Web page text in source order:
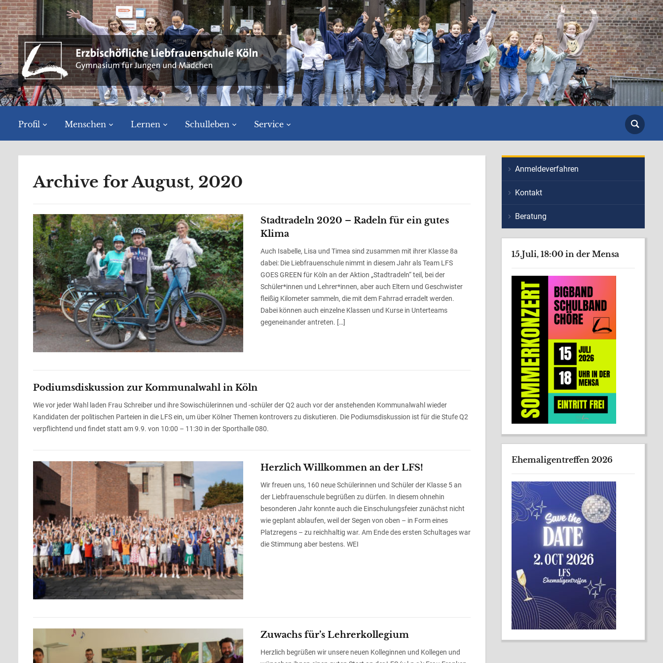
Profil Menschen Lernen Schulleben Service
Archive for August, 2020
Stadtradeln 2020 – Radeln für ein gutes
Klima
Auch Isabelle, Lisa und Timea sind zusammen mit ihrer Klasse 8a
dabei: Die Liebfrauenschule nimmt in diesem Jahr als Team LFS
GOES GREEN für Köln an der Aktion „Stadtradeln“ teil, bei der
Schüler*innen und Lehrer*innen, aber auch Eltern und Geschwister
fleißig Kilometer sammeln, die mit dem Fahrrad erradelt werden.
Dabei können auch einzelne Klassen und Kurse in Unterteams
gegeneinander antreten. […]
Podiumsdiskussion zur Kommunalwahl in Köln
Wie vor jeder Wahl laden Frau Schreiber und ihre Sowischülerinnen und -schüler der Q2 auch vor der anstehenden Kommunalwahl wieder
Kandidaten der politischen Parteien in die LFS ein, um über Kölner Themen kontrovers zu diskutieren. Die Podiumsdiskussion ist für die Stufe Q2
verpflichtend und findet statt am 9.9. von 10:00 – 11:30 in der Sporthalle 080.
Herzlich Willkommen an der LFS!
Wir freuen uns, 160 neue Schülerinnen und Schüler der Klasse 5 an
der Liebfrauenschule begrüßen zu dürfen. In diesem ohnehin
besonderen Jahr konnte auch die Einschulungsfeier zunächst nicht
wie geplant ablaufen, weil der Segen von oben – in Form eines
Platzregens – zu reichhaltig war. Am Ende des ersten Schultages war
die Stimmung aber bestens. WEI
Zuwachs für’s Lehrerkollegium
Herzlich begrüßen wir unsere neuen Kolleginnen und Kollegen und
Anmeldeverfahren
Kontakt
Beratung
15.Juli, 18:00 in der Mensa
Ehemaligentreffen 2026